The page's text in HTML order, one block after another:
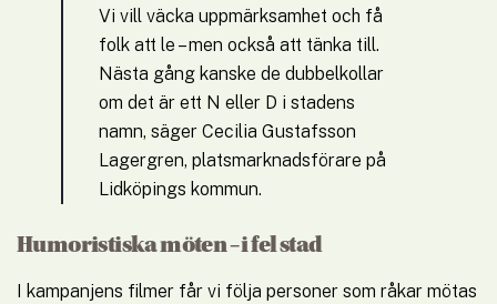
Vi vill väcka uppmärksamhet och få
folk att le – men också att tänka till.
Nästa gång kanske de dubbelkollar
om det är ett N eller D i stadens
namn, säger Cecilia Gustafsson
Lagergren, platsmarknadsförare på
Lidköpings kommun.
Humoristiska möten – i fel stad
I kampanjens filmer får vi följa personer som råkar mötas